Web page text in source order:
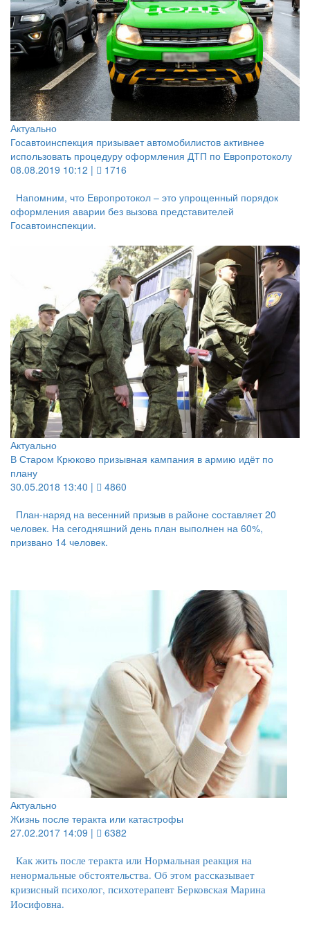
Актуально
Госавтоинспекция призывает автомобилистов активнее
использовать процедуру оформления ДТП по Европротоколу
08.08.2019 10:12 |
1716
Напомним, что Европротокол – это упрощенный порядок
оформления аварии без вызова представителей
Госавтоинспекции.
Актуально
В Старом Крюково призывная кампания в армию идёт по
плану
30.05.2018 13:40 |
4860
План-наряд на весенний призыв в районе составляет 20
человек. На сегодняшний день план выполнен на 60%,
призвано 14 человек.
Актуально
Жизнь после теракта или катастрофы
27.02.2017 14:09 |
6382
Как жить после теракта или Нормальная реакция на
ненормальные обстоятельства. Об этом рассказывает
кризисный психолог, психотерапевт Берковская Марина
Иосифовна.